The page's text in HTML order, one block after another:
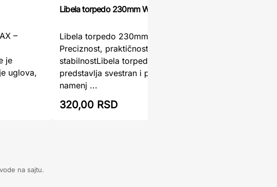
–
je
uglova,
Libela torpedo 230mm WOMAX
Libela torpedo 230mm WOMAX –
Preciznost, praktičnost i magnetna
stabilnostLibela torpedo 230mm WOMAX
predstavlja svestran i pouzdan merni alat,
namenj ...
320,00 RSD
na sajtu.